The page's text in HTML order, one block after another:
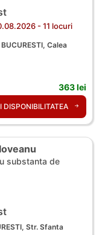
- 11 locuri
Calea
363 lei
DISPONIBILITATEA
substanta de
Str. Sfanta